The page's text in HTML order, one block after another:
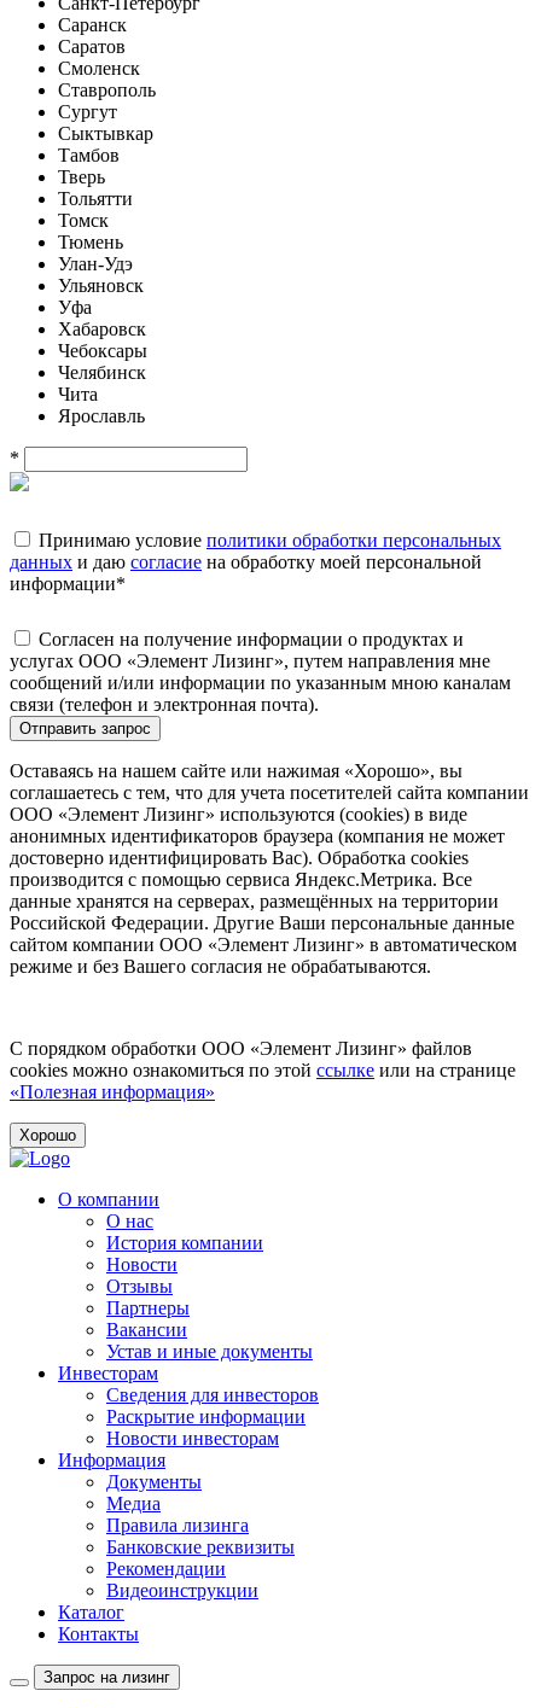
Саранск
Саратов
Смоленск
Ставрополь
Сургут
Сыктывкар
Тамбов
Тверь
Тольятти
Томск
Тюмень
Улан-Удэ
Ульяновск
Уфа
Хабаровск
Чебоксары
Челябинск
Чита
Ярославль
*
Принимаю условие политики обработки персональных
данных и даю согласие на обработку моей персональной
информации*
Согласен на получение информации о продуктах и
услугах ООО «Элемент Лизинг», путем направления мне
сообщений и/или информации по указанным мною каналам
связи (телефон и электронная почта).
Отправить запрос
Оставаясь на нашем сайте или нажимая «Хорошо», вы
соглашаетесь с тем, что для учета посетителей сайта компании
ООО «Элемент Лизинг» используются (cookies) в виде
анонимных идентификаторов браузера (компания не может
достоверно идентифицировать Вас). Обработка cookies
производится с помощью сервиса Яндекс.Метрика. Все
данные хранятся на серверах, размещённых на территории
Российской Федерации. Другие Ваши персональные данные
сайтом компании ООО «Элемент Лизинг» в автоматическом
режиме и без Вашего согласия не обрабатываются.
С порядком обработки ООО «Элемент Лизинг» файлов
cookies можно ознакомиться по этой ссылке или на странице
«Полезная информация»
Хорошо
О компании
О нас
История компании
Новости
Отзывы
Партнеры
Вакансии
Устав и иные документы
Инвесторам
Сведения для инвесторов
Раскрытие информации
Новости инвесторам
Информация
Документы
Медиа
Правила лизинга
Банковские реквизиты
Рекомендации
Видеоинструкции
Каталог
Контакты
Запрос на лизинг